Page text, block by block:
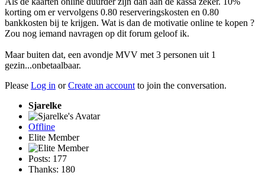
korting om er vervolgens 0.80 reserveringskosten en 0.80
bankkosten bij te krijgen. Wat is dan de motivatie online te kopen ?
Zou nog iemand navragen op dit forum geloof ik.
Maar buiten dat, een avondje MVV met 3 personen uit 1
gezin...onbetaalbaar.
Please Log in orCreate an account to join the conversation.
Sjarelke
Offline
Elite Member
Posts: 177
Thanks: 180